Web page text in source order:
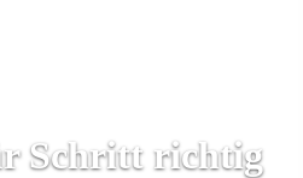
Schritt richtig